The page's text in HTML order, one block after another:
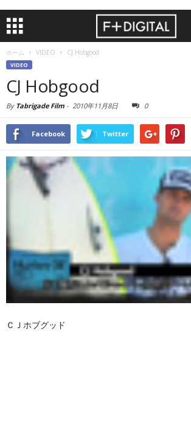
ホーム VIDEO CJ Hobgood
VIDEO
CJ Hobgood
By Tabrigade Film - 2010年11月8日 0
Facebook Twitter
ＣＪホブグッド